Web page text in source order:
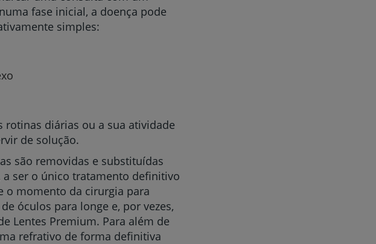
fase inicial, a doença pode
simples:
rotinas diárias ou a sua atividade
de solução.
são removidas e substituídas
ser o único tratamento definitivo
o momento da cirurgia para
óculos para longe e, por vezes,
Lentes Premium. Para além de
refrativo de forma definitiva